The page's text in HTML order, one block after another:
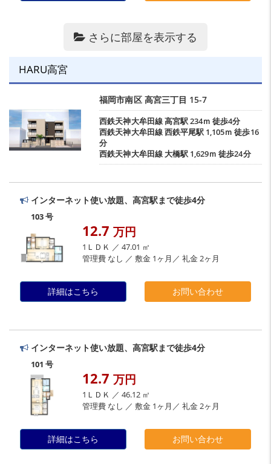
さらに部屋を表示する
HARU高宮
福岡市南区 高宮三丁目 15-7
西鉄天神大牟田線高宮駅234ｍ 徒歩4分
西鉄天神大牟田線西鉄平尾駅 1,105ｍ 徒歩16
分
西鉄天神大牟田線大橋駅1,629ｍ 徒歩24分
インターネット使い放題、高宮駅まで徒歩4分
103 号
12.7 万円
1ＬＤＫ ／ 47.01 ㎡
管理費 なし ／ 敷金 1ヶ月／ 礼金 2ヶ月
詳細はこちら お問い合わせ
インターネット使い放題、高宮駅まで徒歩4分
101 号
12.7 万円
1ＬＤＫ ／ 46.12 ㎡
管理費 なし ／ 敷金 1ヶ月／ 礼金 2ヶ月
詳細はこちら お問い合わせ